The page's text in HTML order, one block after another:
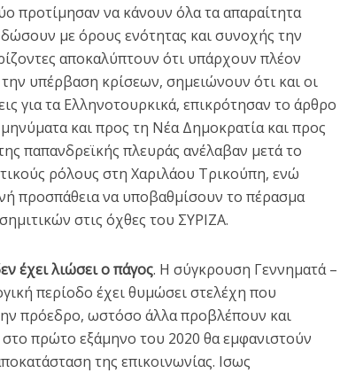
προτίμησαν να κάνουν όλα τα απαραίτητα
με όρους ενότητας και συνοχής την
αποκαλύπτουν ότι υπάρχουν πλέον
υπέρβαση κρίσεων, σημειώνουν ότι και οι
για τα Ελληνοτουρκικά, επικρότησαν το άρθρο
και προς τη Νέα Δημοκρατία και προς
παπανδρεϊκής πλευράς ανέλαβαν μετά το
ρόλους στη Χαριλάου Τρικούπη, ενώ
προσπάθεια να υποβαθμίσουν το πέρασμα
στις όχθες του ΣΥΡΙΖΑ.
έχει λιώσει ο πάγος. Η σύγκρουση Γεννηματά –
περίοδο έχει θυμώσει στελέχη που
πρόεδρο, ωστόσο άλλα προβλέπουν και
πρώτο εξάμηνο του 2020 θα εμφανιστούν
της επικοινωνίας. Ισως